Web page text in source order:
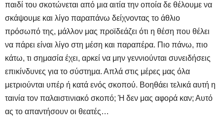
παιδί του σκοτώνεται από μια αιτία την οποία δε θέλουμε να
σκάψουμε και λίγο παραπάνω δείχνοντας το άθλιο
πρόσωπό της, μάλλον μας προϊδεάζει ότι η θέση που θέλει
να πάρει είναι λίγο στη μέση και παραπέρα. Πιο πάνω, πιο
κάτω, τι σημασία έχει, αρκεί να μην γεννιούνται συνειδήσεις
επικίνδυνες για το σύστημα. Απλά στις μέρες μας όλα
μετριούνται υπέρ ή κατά ενός σκοπού. Βοηθάει τελικά αυτή η
ταινία τον παλαιστινιακό σκοπό; Ή δεν μας αφορά καν; Αυτό
ας το απαντήσουν οι θεατές…